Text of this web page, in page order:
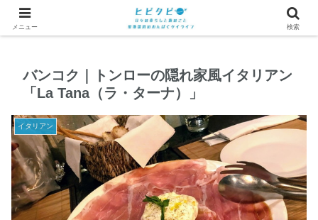
バンコク｜トンローの隠れ家風イタリアン
「La Tana（ラ・ターナ）」
イタリアン
メニュー 検索